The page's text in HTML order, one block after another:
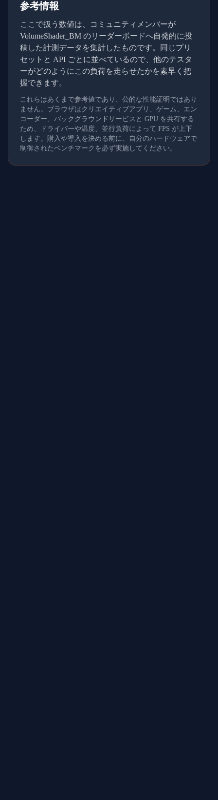
参考情報
ここで扱う数値は、コミュニティメンバーが
VolumeShader_BM のリーダーボードへ自発的に投
稿した計測データを集計したものです。同じプリ
セットと API ごとに並べているので、他のテスタ
ーがどのようにこの負荷を走らせたかを素早く把
握できます。
これらはあくまで参考値であり、公的な性能証明ではあり
ません。ブラウザはクリエイティブアプリ、ゲーム、エン
コーダー、バックグラウンドサービスと GPU を共有する
ため、ドライバーや温度、並行負荷によって FPS が上下
します。購入や導入を決める前に、自分のハードウェアで
制御されたベンチマークを必ず実施してください。